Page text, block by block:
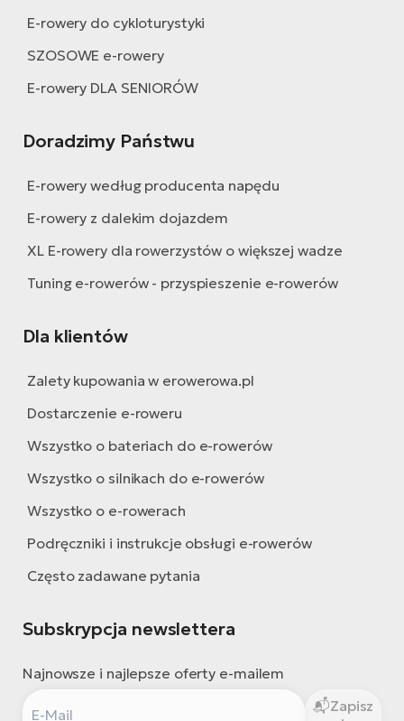
E-rowery do cykloturystyki
SZOSOWE e-rowery
E-rowery DLA SENIORÓW
Doradzimy Państwu
E-rowery według producenta napędu
E-rowery z dalekim dojazdem
XL E-rowery dla rowerzystów o większej wadze
Tuning e-rowerów - przyspieszenie e-rowerów
Dla klientów
Zalety kupowania w erowerowa.pl
Dostarczenie e-roweru
Wszystko o bateriach do e-rowerów
Wszystko o silnikach do e-rowerów
Wszystko o e-rowerach
Podręczniki i instrukcje obsługi e-rowerów
Często zadawane pytania
Subskrypcja newslettera
Najnowsze i najlepsze oferty e-mailem
Zapisz